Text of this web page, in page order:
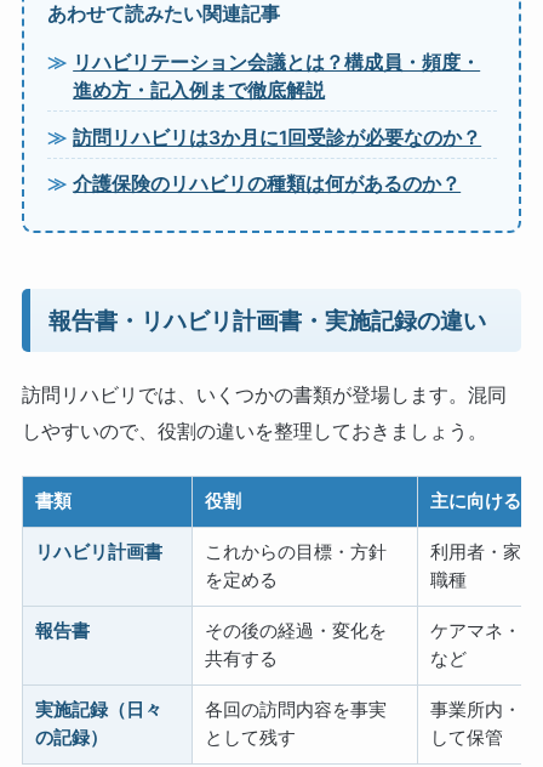
あわせて読みたい関連記事
リハビリテーション会議とは？構成員・頻度・
進め方・記入例まで徹底解説
訪問リハビリは3か月に1回受診が必要なのか？
介護保険のリハビリの種類は何があるのか？
報告書・リハビリ計画書・実施記録の違い
訪問リハビリでは、いくつかの書類が登場します。混同
しやすいので、役割の違いを整理しておきましょう。
書類 役割 主に向ける
リハビリ計画書
これからの目標・方針
を定める
利用者・家
職種
報告書
その後の経過・変化を
共有する
ケアマネ・
など
実施記録（日々
の記録）
各回の訪問内容を事実
として残す
事業所内・
して保管